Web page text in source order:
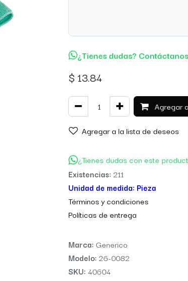
¿Tienes dudas?
$ 13.84
Agregar
Agregar a la lista de deseos
¿Tienes dudas con este
Existencias: 211
Unidad de medida: Pieza
Términos y condiciones
Políticas de entrega
Marca: Generico
Modelo: 26-0082
SKU: 40604